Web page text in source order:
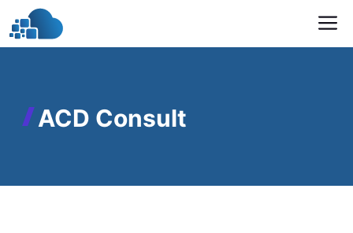
İçeriğe
atla
ACD Consult